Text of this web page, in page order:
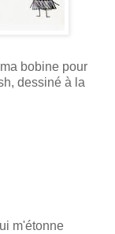
bobine pour
dessiné à la
m'étonne